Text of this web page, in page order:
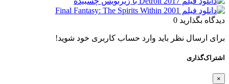
دیدگاه بگذارید 0
برای ارسال نظر باید وارد حساب کاربری خود شوید!
اشتراک‌گذاری
×